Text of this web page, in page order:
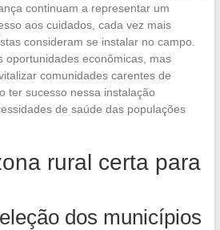
continuam a representar um
aos cuidados, cada vez mais
consideram se instalar no campo.
oportunidades econômicas, mas
comunidades carentes de
ter sucesso nessa instalação
de saúde das populações
rural certa para
dos municípios